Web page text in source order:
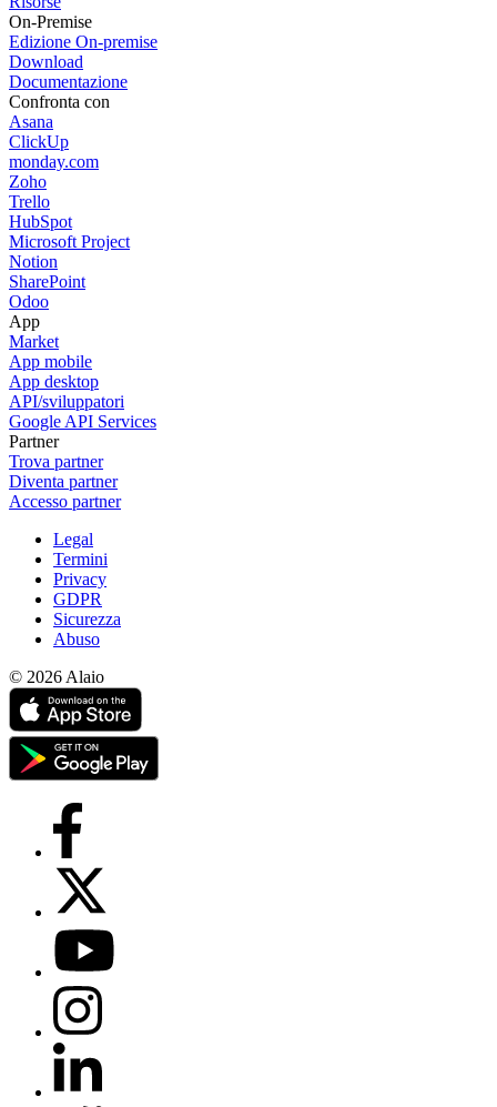
On-Premise
Edizione On-premise
Download
Documentazione
Confronta con
Asana
ClickUp
monday.com
Zoho
Trello
HubSpot
Microsoft Project
Notion
SharePoint
Odoo
App
Market
App mobile
App desktop
API/sviluppatori
Google API Services
Partner
Trova partner
Diventa partner
Accesso partner
Legal
Termini
Privacy
GDPR
Sicurezza
Abuso
© 2026 Alaio